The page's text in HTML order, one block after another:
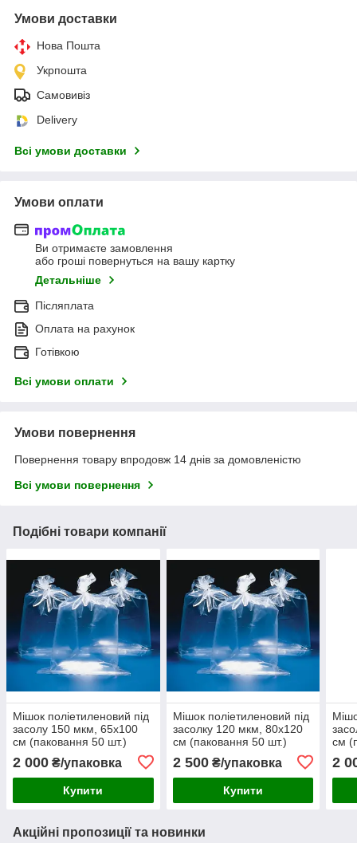
Умови доставки
Нова Пошта
Укрпошта
Самовивіз
Delivery
Всі умови доставки
Умови оплати
Ви отримаєте замовлення
або гроші повернуться на вашу картку
Детальніше
Післяплата
Оплата на рахунок
Готівкою
Всі умови оплати
Умови повернення
Повернення товару впродовж 14 днів за домовленістю
Всі умови повернення
Подібні товари компанії
Мішок поліетиленовий під
засолу 150 мкм, 65х100
см (паковання 50 шт.)
2 000 ₴/упаковка
Купити
Мішок поліетиленовий під
засолку 120 мкм, 80х120
см (паковання 50 шт.)
2 500₴/упаковка
Купити
см
2
Акційні пропозиції та новинки